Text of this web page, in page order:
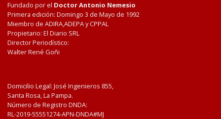
Fundado por el Doctor Antonio Nemesio
Primera edición: Domingo 3 de Mayo de 1992
Miembro de ADIRA,ADEPA y CPPAL
Propietario: El Diario SRL
Director Periodístico:
Walter René Goñi
Domicilio Legal: José Ingenieros 855,
Santa Rosa, La Pampa.
Número de Registro DNDA:
RL-2019-55551274-APN-DNDA#MJ